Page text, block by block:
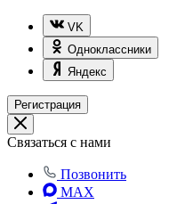
VK
Одноклассники
Яндекс
Регистрация
Связаться с нами
Позвонить
MAX